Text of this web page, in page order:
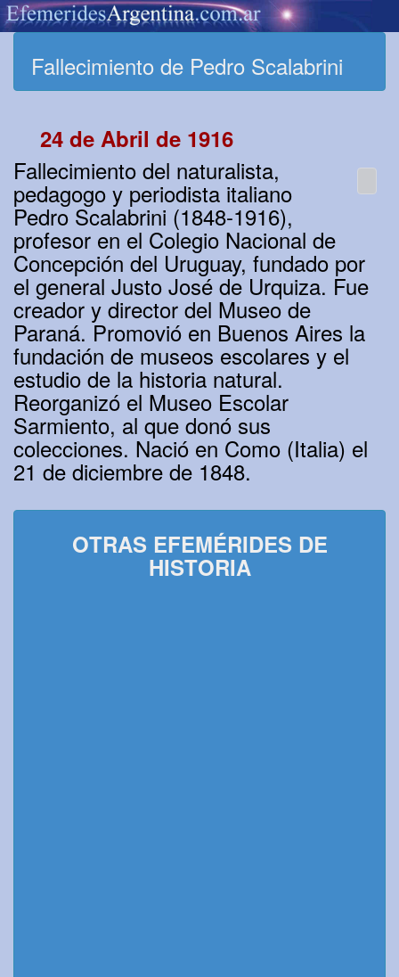
Fallecimiento de Pedro Scalabrini
24 de Abril de 1916
Fallecimiento del naturalista,
pedagogo y periodista italiano
Pedro Scalabrini (1848-1916),
profesor en el Colegio Nacional de
Concepción del Uruguay, fundado por
el general Justo José de Urquiza. Fue
creador y director del Museo de
Paraná. Promovió en Buenos Aires la
fundación de museos escolares y el
estudio de la historia natural.
Reorganizó el Museo Escolar
Sarmiento, al que donó sus
colecciones. Nació en Como (Italia) el
21 de diciembre de 1848.
OTRAS EFEMÉRIDES DE
HISTORIA